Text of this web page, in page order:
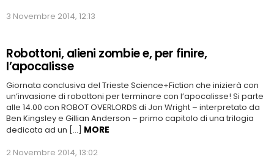
3 Novembre 2014, 12:13
Robottoni, alieni zombie e, per finire,
l’apocalisse
Giornata conclusiva del Trieste Science+Fiction che inizierà con
un’invasione di robottoni per terminare con l’apocalisse! Si parte
alle 14.00 con ROBOT OVERLORDS di Jon Wright – interpretato da
Ben Kingsley e Gillian Anderson – primo capitolo di una trilogia
dedicata ad un […] MORE
2 Novembre 2014, 13:02